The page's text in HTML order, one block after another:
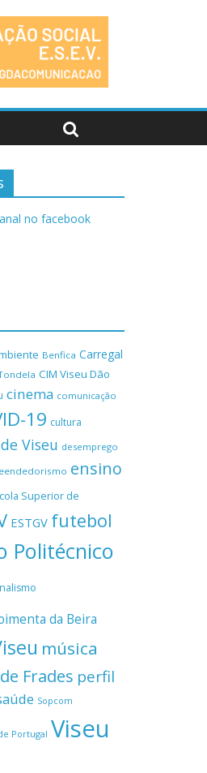
Benfica Carregal
CIM Viseu Dão
cinema comunicação
19 cultura
Viseu desemprego
ensino
Superior de
ESTGV futebol
Politécnico
da Beira
música
Frades perfil
Sopcom
Portugal Viseu